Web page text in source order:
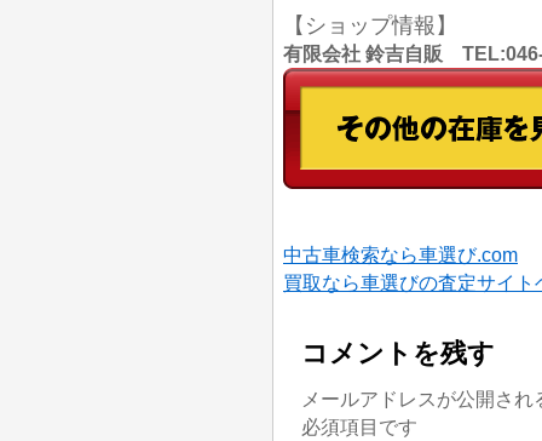
【ショップ情報】
有限会社 鈴吉自販
中古車検索なら車選び.com
買取なら車選びの査定サイト
コメントを残す
メールアドレスが公開さ
必須項目です